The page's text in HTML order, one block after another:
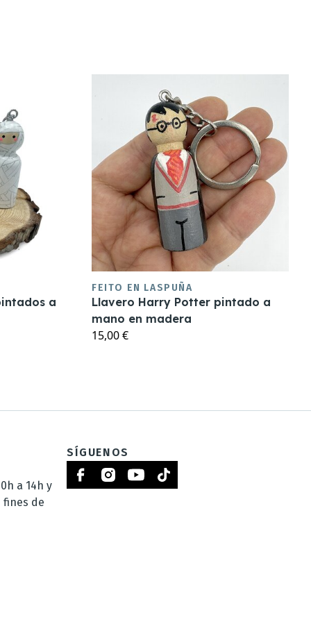
a
FEITO EN LASPUÑA
Llavero Harry Potter pintado a
mano en madera
15,00 €
a 14h y
fines de
SÍGUENOS